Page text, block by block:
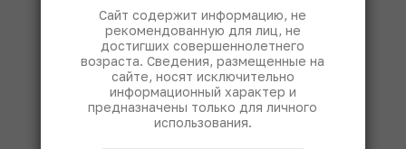
ЧИТАТЬ
Сайт содержит информацию, не
рекомендованную для лиц, не
достигших совершеннолетнего
возраста. Сведения, размещенные на
сайте, носят исключительно
информационный характер и
предназначены только для личного
использования.